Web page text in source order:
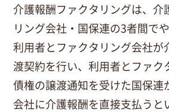
介護報酬ファクタリングは、介
リング会社・国保連の3者間で
利用者とファクタリング会社が
渡契約を行い、利用者とファク
債権の譲渡通知を受けた国保連
会社に介護報酬を直接支払うと